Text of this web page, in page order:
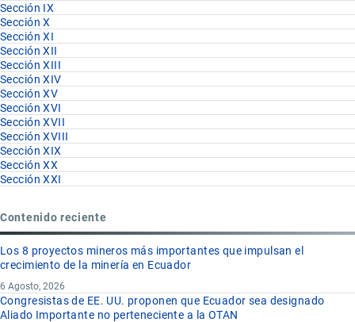
Sección IX
Sección X
Sección XI
Sección XII
Sección XIII
Sección XIV
Sección XV
Sección XVI
Sección XVII
Sección XVIII
Sección XIX
Sección XX
Sección XXI
Contenido reciente
Los 8 proyectos mineros más importantes que impulsan el
crecimiento de la minería en Ecuador
6 Agosto, 2026
Congresistas de EE. UU. proponen que Ecuador sea designado
Aliado Importante no perteneciente a la OTAN